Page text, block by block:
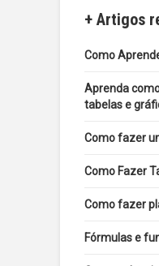
+ Artigos
Como
Aprenda
tabelas e
Como fazer
Como Fazer
Como fazer
Fórmulas e